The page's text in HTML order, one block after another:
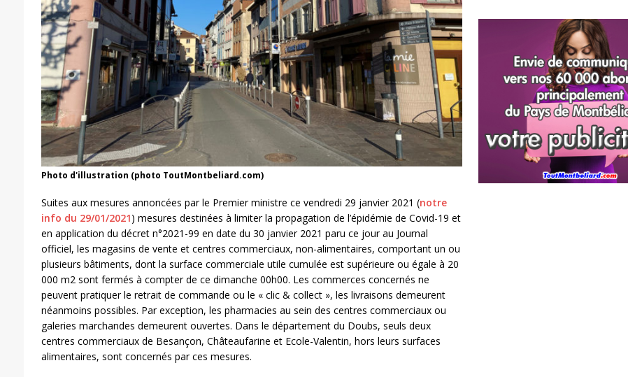
Photo d'illustration (photo ToutMontbeliard.com)
Suites aux mesures annoncées par le Premier ministre ce vendredi 29 janvier 2021 (notre
info du 29/01/2021) mesures destinées à limiter la propagation de l’épidémie de Covid-19 et
en application du décret n°2021-99 en date du 30 janvier 2021 paru ce jour au Journal
officiel, les magasins de vente et centres commerciaux, non-alimentaires, comportant un ou
plusieurs bâtiments, dont la surface commerciale utile cumulée est supérieure ou égale à 20
000 m2 sont fermés à compter de ce dimanche 00h00. Les commerces concernés ne
peuvent pratiquer le retrait de commande ou le « clic & collect », les livraisons demeurent
néanmoins possibles. Par exception, les pharmacies au sein des centres commerciaux ou
galeries marchandes demeurent ouvertes. Dans le département du Doubs, seuls deux
centres commerciaux de Besançon, Châteaufarine et Ecole-Valentin, hors leurs surfaces
alimentaires, sont concernés par ces mesures.